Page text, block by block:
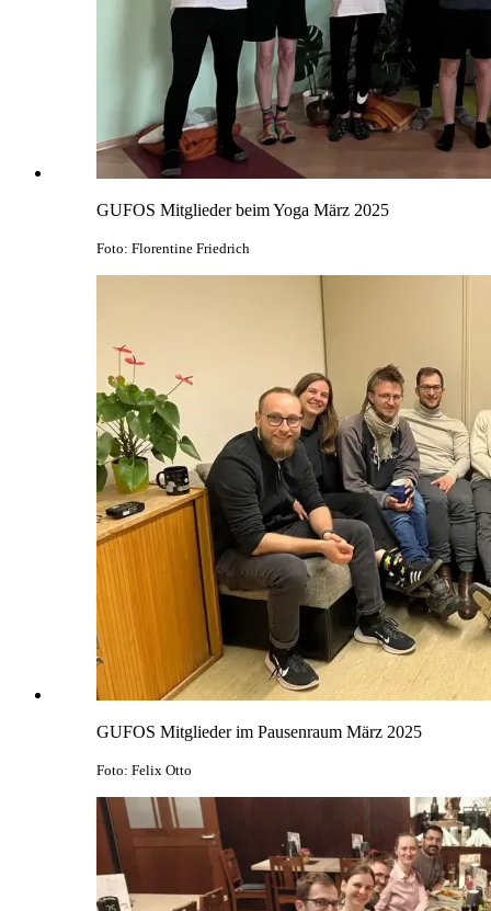
GUFOS Mitglieder beim Yoga März 2025
Foto: Florentine Friedrich
GUFOS Mitglieder im Pausenraum März 2025
Foto: Felix Otto